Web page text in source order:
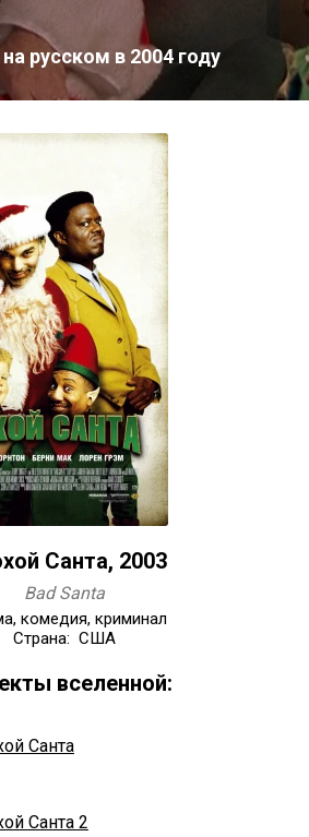
русском в 2004 году
Санта, 2003
Bad Santa
комедия, криминал
Страна: США
вселенной:
Санта
Санта 2